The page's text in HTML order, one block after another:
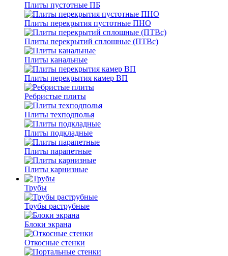
Плиты пустотные ПБ
Плиты перекрытия пустотные ПНО
Плиты перекрытий сплошные (ПТВс)
Плиты канальные
Плиты перекрытия камер ВП
Ребристые плиты
Плиты техподполья
Плиты подкладные
Плиты парапетные
Плиты карнизные
Трубы
Трубы раструбные
Блоки экрана
Откосные стенки